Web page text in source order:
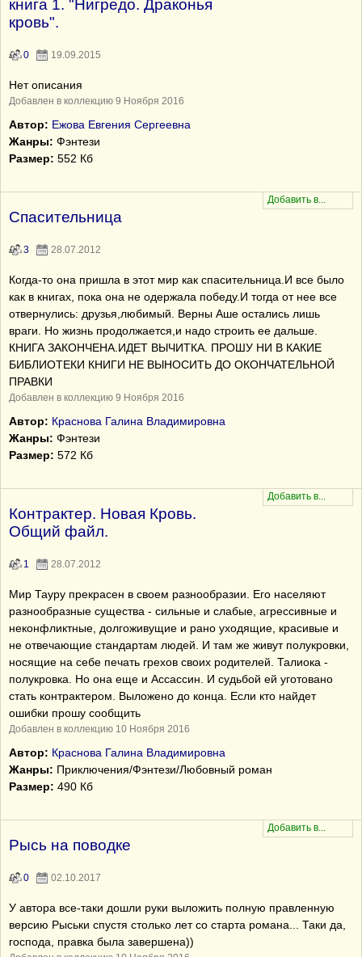
книга 1. "Нигредо. Драконья
кровь".
0 19.09.2015
Нет описания
Добавлен в коллекцию 9 Ноября 2016
Автор: Ежова Евгения Сергеевна
Жанры: Фэнтези
Размер: 552 Кб
Спасительница
3 28.07.2012
Когда-то она пришла в этот мир как спасительница.И все было
как в книгах, пока она не одержала победу.И тогда от нее все
отвернулись: друзья,любимый. Верны Аше остались лишь
враги. Но жизнь продолжается,и надо строить ее дальше.
КНИГА ЗАКОНЧЕНА.ИДЕТ ВЫЧИТКА. ПРОШУ НИ В КАКИЕ
БИБЛИОТЕКИ КНИГИ НЕ ВЫНОСИТЬ ДО ОКОНЧАТЕЛЬНОЙ
ПРАВКИ
Добавлен в коллекцию 9 Ноября 2016
Автор: Краснова Галина Владимировна
Жанры: Фэнтези
Размер: 572 Кб
Контрактер. Новая Кровь.
Общий файл.
1 28.07.2012
Мир Тауру прекрасен в своем разнообразии. Его населяют
разнообразные существа - сильные и слабые, агрессивные и
неконфликтные, долгоживущие и рано уходящие, красивые и
не отвечающие стандартам людей. И там же живут полукровки,
носящие на себе печать грехов своих родителей. Талиока -
полукровка. Но она еще и Ассассин. И судьбой ей уготовано
стать контрактером. Выложено до конца. Если кто найдет
ошибки прошу сообщить
Добавлен в коллекцию 10 Ноября 2016
Автор: Краснова Галина Владимировна
Жанры: Приключения/Фэнтези/Любовный роман
Размер: 490 Кб
Рысь на поводке
0 02.10.2017
У автора все-таки дошли руки выложить полную правленную
версию Рыськи спустя столько лет со старта романа... Таки да,
господа, правка была завершена))